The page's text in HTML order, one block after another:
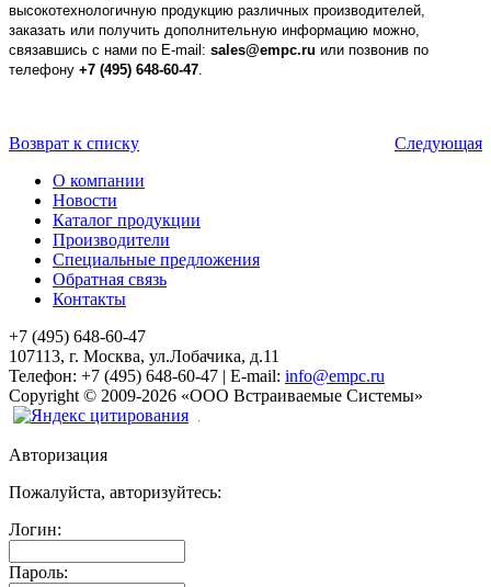
высокотехнологичную продукцию различных производителей,
заказать или получить дополнительную информацию можно,
связавшись с нами по E-mail: sales@empc.ru или позвонив по
телефону +7 (495) 648-60-47
Возврат к списку
Следующая
О компании
Новости
Каталог продукции
Производители
Специальные предложения
Обратная связь
Контакты
+7 (495) 648-60-47
107113, г. Москва, ул.Лобачика, д.11
Телефон: +7 (495) 648-60-47 | E-mail: info@empc.ru
Copyright © 2009-2026 «ООО Встраиваемые Системы»
Авторизация
Пожалуйста, авторизуйтесь:
Логин:
Пароль: